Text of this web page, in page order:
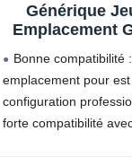
Générique
Emplacement
mère de
Bonne compatibilité
emplacement pour
configuration
forte compatibilité